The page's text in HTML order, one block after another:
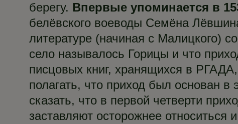
берегу. Впервые упоминается в
белёвского воеводы Семёна
литературе (начиная с Малицкого)
село называлось Горицы и что
писцовых книг, хранящихся в
полагать, что приход был основан
сказать, что в первой четверти
заставляют осторожнее